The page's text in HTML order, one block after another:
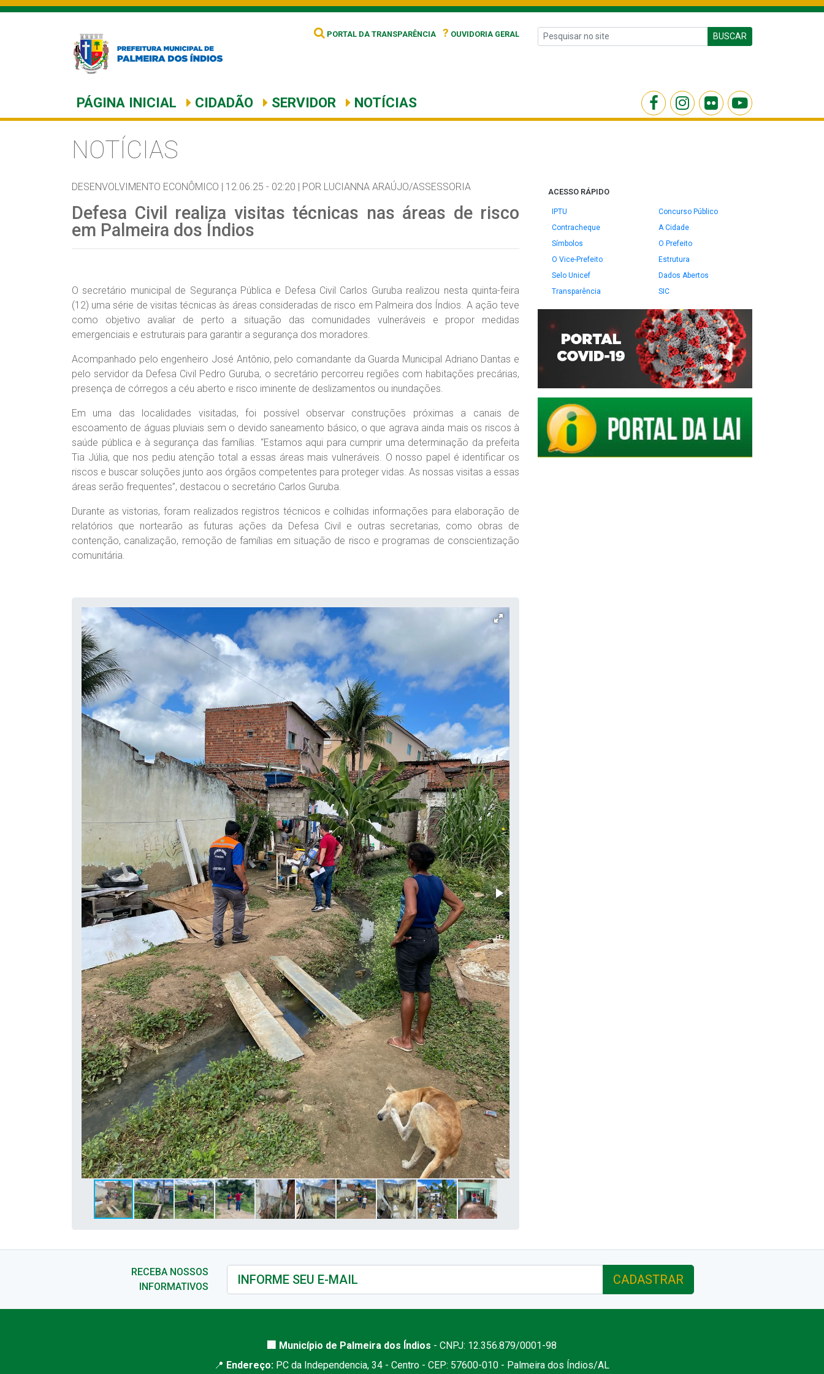
PORTAL DA TRANSPARÊNCIA ? OUVIDORIA GERAL BUSCAR
PÁGINA INICIAL CIDADÃO SERVIDOR NOTÍCIAS
NOTÍCIAS
DESENVOLVIMENTO ECONÔMICO | 12.06.25 - 02:20 | POR LUCIANNA ARAÚJO/ASSESSORIA
Defesa Civil realiza visitas técnicas nas áreas de risco
em Palmeira dos Índios
O secretário municipal de Segurança Pública e Defesa Civil Carlos Guruba realizou nesta quinta-feira
(12) uma série de visitas técnicas às áreas consideradas de risco em Palmeira dos Índios. A ação teve
como objetivo avaliar de perto a situação das comunidades vulneráveis e propor medidas
emergenciais e estruturais para garantir a segurança dos moradores.
Acompanhado pelo engenheiro José Antônio, pelo comandante da Guarda Municipal Adriano Dantas e
pelo servidor da Defesa Civil Pedro Guruba, o secretário percorreu regiões com habitações precárias,
presença de córregos a céu aberto e risco iminente de deslizamentos ou inundações.
Em uma das localidades visitadas, foi possível observar construções próximas a canais de
escoamento de águas pluviais sem o devido saneamento básico, o que agrava ainda mais os riscos à
saúde pública e à segurança das famílias. “Estamos aqui para cumprir uma determinação da prefeita
Tia Júlia, que nos pediu atenção total a essas áreas mais vulneráveis. O nosso papel é identificar os
riscos e buscar soluções junto aos órgãos competentes para proteger vidas. As nossas visitas a essas
áreas serão frequentes”, destacou o secretário Carlos Guruba.
Durante as vistorias, foram realizados registros técnicos e colhidas informações para elaboração de
relatórios que nortearão as futuras ações da Defesa Civil e outras secretarias, como obras de
contenção, canalização, remoção de famílias em situação de risco e programas de conscientização
comunitária.
ACESSO RÁPIDO
IPTU
Concurso Público
Contracheque
A Cidade
Símbolos
O Prefeito
O Vice-Prefeito
Estrutura
Selo Unicef
Dados Abertos
Transparência
SIC
RECEBA NOSSOS
INFORMATIVOS
CADASTRAR
🏢 Município de Palmeira dos Índios - CNPJ: 12.356.879/0001-98
📍 Endereço: PC da Independencia, 34 - Centro - CEP: 57600-010 - Palmeira dos Índios/AL